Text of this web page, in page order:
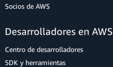
Socios de AWS
Desarrolladores en AWS
Centro de desarrolladores
SDK y herramientas